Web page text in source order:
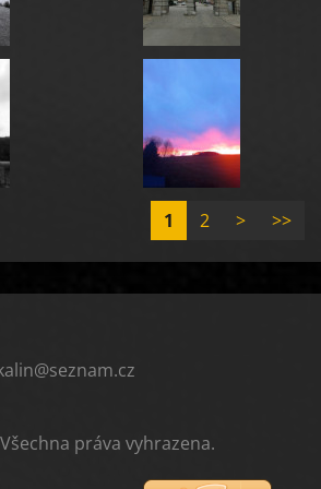
1 2 > >>
in@seznam.cz
práva vyhrazena.